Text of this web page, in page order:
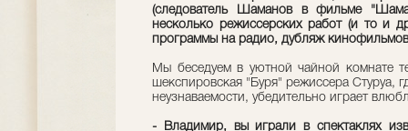
(следователь Шаманов в фильме
несколько режиссерских работ (и то и
программы на радио, дубляж
Мы беседуем в уютной чайной комнате
шекспировская "Буря" режиссера Стуруа,
неузнаваемости, убедительно играет
- Владимир, вы играли в спектаклях